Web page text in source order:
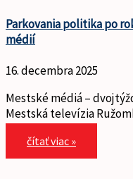
Parkovania politika po
médií
16. decembra 2025
Mestské médiá –
Mestská televízia
čítať viac »